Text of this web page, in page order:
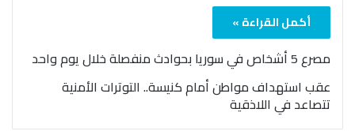
أكمل القراءة »
مصرع 5 أشخاص في سوريا بحوادث منفصلة خلال يوم واحد
عقب استهداف مواطن أمام كنيسة.. التوترات الأمنية
تتصاعد في اللاذقية